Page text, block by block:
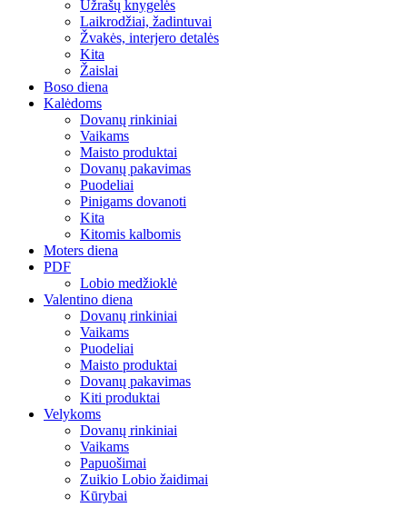
Užrašų knygelės
Laikrodžiai, žadintuvai
Žvakės, interjero detalės
Kita
Žaislai
Boso diena
Kalėdoms
Dovanų rinkiniai
Vaikams
Maisto produktai
Dovanų pakavimas
Puodeliai
Pinigams dovanoti
Kita
Kitomis kalbomis
Moters diena
PDF
Lobio medžioklė
Valentino diena
Dovanų rinkiniai
Vaikams
Puodeliai
Maisto produktai
Dovanų pakavimas
Kiti produktai
Velykoms
Dovanų rinkiniai
Vaikams
Papuošimai
Zuikio Lobio žaidimai
Kūrybai